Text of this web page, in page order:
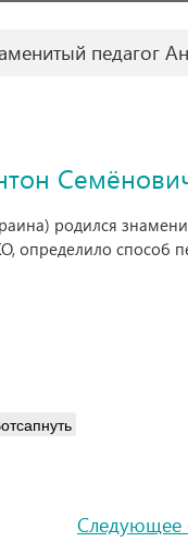
педагог
родился
определило способ
Следующее